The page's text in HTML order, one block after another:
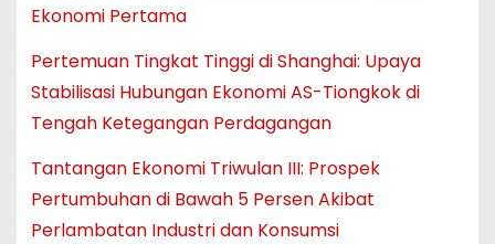
Ekonomi Pertama
Pertemuan Tingkat Tinggi di Shanghai: Upaya
Stabilisasi Hubungan Ekonomi AS-Tiongkok di
Tengah Ketegangan Perdagangan
Tantangan Ekonomi Triwulan III: Prospek
Pertumbuhan di Bawah 5 Persen Akibat
Perlambatan Industri dan Konsumsi